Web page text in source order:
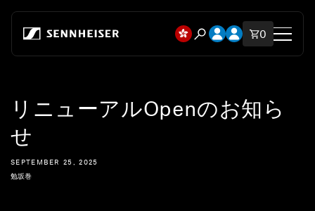
Open search modal
Open account
Open account
Total
0
All Headphones
リニューアルOpenのお知ら
せ
SEPTEMBER 25, 2025
勉坂巻